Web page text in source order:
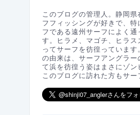
このブログの管理人。静岡県
フフィッシングが好きで、特
フである遠州サーフによく通
す。ヒラメ、マゴチ、ヒラス
ってサーフを彷徨っています
の由来は、サーフアングラー
て浜を彷徨う姿はまさにゾン
このブログに訪れた方もサー